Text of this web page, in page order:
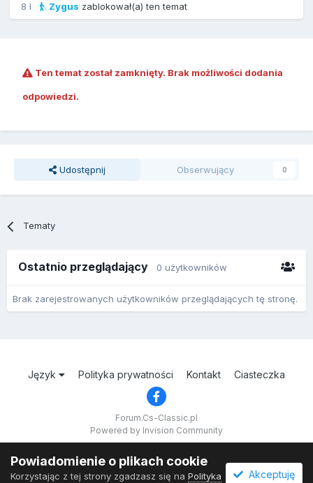
8 l Zygus zablokował(a) ten temat
Ten temat został zamknięty. Brak możliwości dodania
odpowiedzi.
Udostępnij Obserwujący 0
Tematy
Ostatnio przeglądający 0 użytkowników
Brak zarejestrowanych użytkowników przeglądających tę stronę.
Język Polityka prywatności Kontakt Ciasteczka
Forum.Cs-Classic.pl
Powered by Invision Community
Powiadomienie o plikach cookie
Korzystając z tej strony zgadzasz się na Polityka Akceptuję